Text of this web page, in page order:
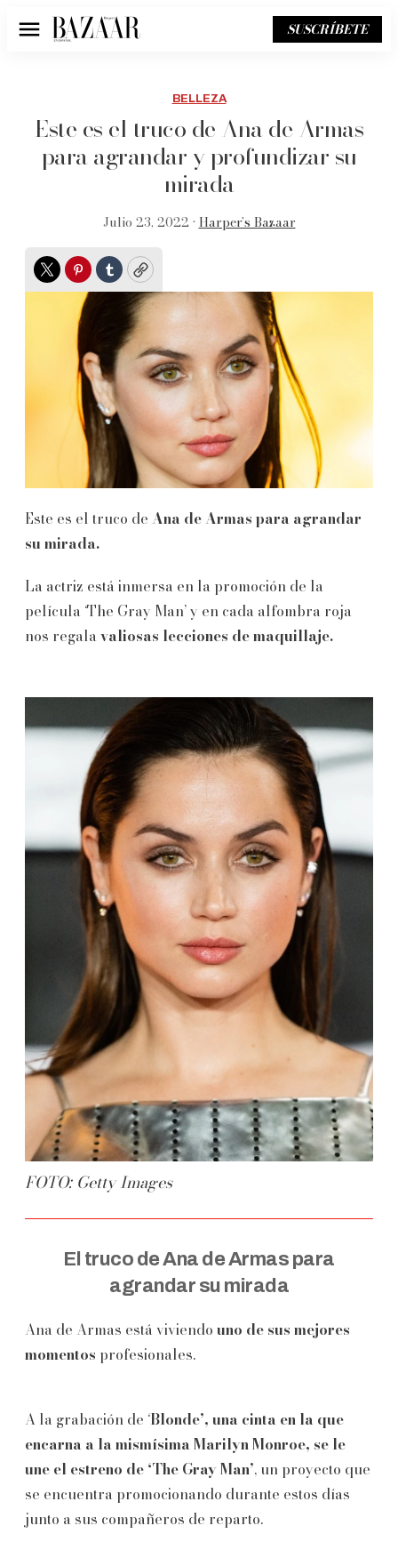
Menú SUSCRÍBETE
BELLEZA
Este es el truco de Ana de Armas
para agrandar y profundizar su
mirada
Julio 23, 2022 • Harper’s Bazaar
TwitterPinterest
TumblrCopy
Este es el truco de Ana de Armas para agrandar
su mirada.
La actriz está inmersa en la promoción de la
película ‘The Gray Man’ y en cada alfombra roja
nos regala valiosas lecciones de maquillaje.
FOTO: Getty Images
El truco de Ana de Armas para
agrandar su mirada
Ana de Armas está viviendo uno de sus mejores
momentos profesionales.
A la grabación de ‘Blonde’, una cinta en la que
encarna a la mismísima Marilyn Monroe, se le
une el estreno de ‘The Gray Man’, un proyecto que
se encuentra promocionando durante estos días
junto a sus compañeros de reparto.